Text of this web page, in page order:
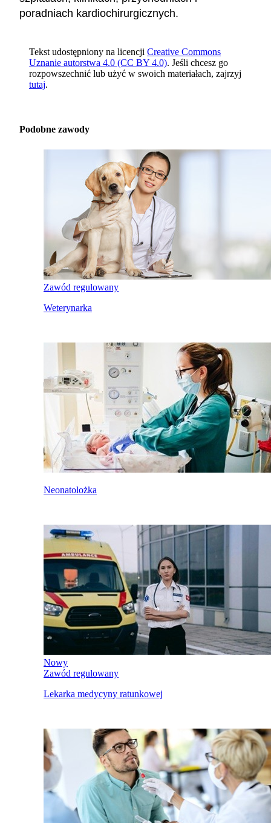
poradniach kardiochirurgicznych.
Tekst udostępniony na licencji Creative Commons
Uznanie autorstwa 4.0 (CC BY 4.0). Jeśli chcesz go
rozpowszechnić lub użyć w swoich materiałach, zajrzyj
tutaj.
Podobne zawody
Zawód regulowany
Weterynarka
Neonatolożka
Nowy
Zawód regulowany
Lekarka medycyny ratunkowej